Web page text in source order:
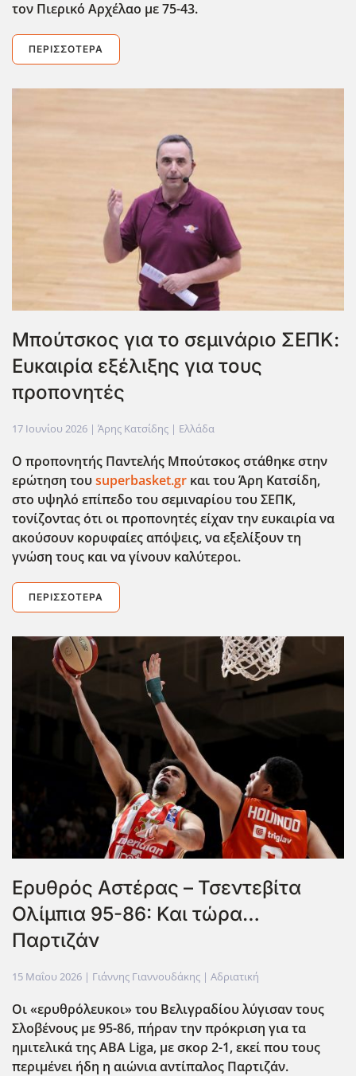
τον Πιερικό Αρχέλαο με 75-43.
ΠΕΡΙΣΣΌΤΕΡΑ
Μπούτσκος για το σεμινάριο ΣΕΠΚ:
Ευκαιρία εξέλιξης για τους
προπονητές
17 Ιουνίου 2026 | Άρης Κατσίδης | Ελλάδα
Ο προπονητής Παντελής Μπούτσκος στάθηκε στην
ερώτηση τουsuperbasket.gr και του Άρη Κατσίδη,
στο υψηλό επίπεδο του σεμιναρίου του ΣΕΠΚ,
τονίζοντας ότι οι προπονητές είχαν την ευκαιρία να
ακούσουν κορυφαίες απόψεις, να εξελίξουν τη
γνώση τους και να γίνουν καλύτεροι.
ΠΕΡΙΣΣΌΤΕΡΑ
Ερυθρός Αστέρας – Τσεντεβίτα
Ολίμπια 95-86: Και τώρα…
Παρτιζάν
15 Μαΐου 2026 | Γιάννης Γιαννουδάκης | Αδριατική
Οι «ερυθρόλευκοι» του Βελιγραδίου λύγισαν τους
Σλοβένους με 95-86, πήραν την πρόκριση για τα
ημιτελικά της ABA Liga, με σκορ 2-1, εκεί που τους
περιμένει ήδη η αιώνια αντίπαλος Παρτιζάν.